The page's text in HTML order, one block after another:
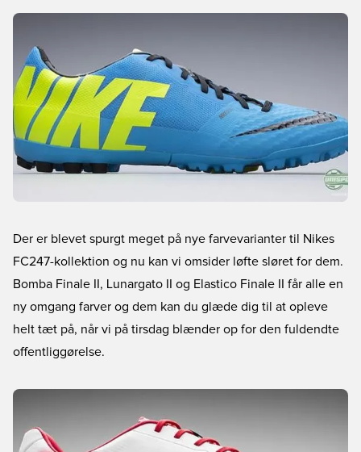
Der er blevet spurgt meget på nye farvevarianter til Nikes
FC247-kollektion og nu kan vi omsider løfte sløret for dem.
Bomba Finale II, Lunargato II og Elastico Finale II får alle en
ny omgang farver og dem kan du glæde dig til at opleve
helt tæt på, når vi på tirsdag blænder op for den fuldendte
offentliggørelse.